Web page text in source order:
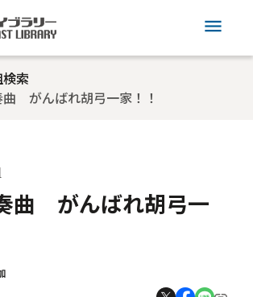
menu
索
曲 がんばれ胡弓一家！！
曲 がんばれ胡弓一